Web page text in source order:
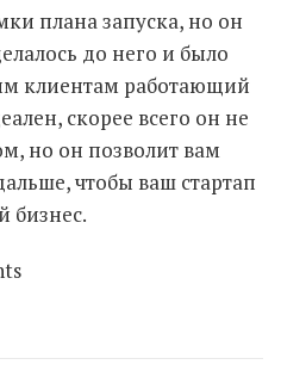
плана запуска, но он
до него и было
клиентам работающий
скорее всего он не
но он позволит вам
чтобы ваш стартап
бизнес.